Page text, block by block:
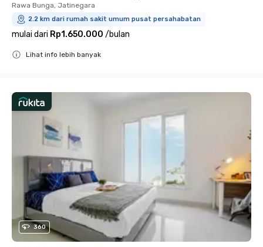
Rawa Bunga, Jatinegara
2.2 km dari rumah sakit umum pusat persahabatan
mulai dari Rp1.650.000 /bulan
Lihat info lebih banyak
360